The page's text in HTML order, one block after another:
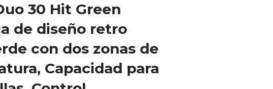
30 Hit Green
de diseño retro
con dos zonas de
Capacidad para